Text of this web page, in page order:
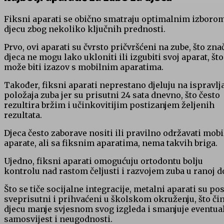
Fiksni aparati se obično smatraju optimalnim
djecu zbog nekoliko ključnih prednosti.
Prvo, ovi aparati su čvrsto pričvršćeni na zube, što
djeca ne mogu lako ukloniti ili izgubiti svoj aparat, što
može biti izazov s mobilnim aparatima.
Također, fiksni aparati neprestano djeluju na
položaja zuba jer su prisutni 24 sata dnevno, što često
rezultira bržim i učinkovitijim postizanjem željenih
rezultata.
Djeca često zaborave nositi ili pravilno održavati
aparate, ali sa fiksnim aparatima, nema takvih briga.
Ujedno, fiksni aparati omogućuju ortodontu bolju
kontrolu nad rastom čeljusti i razvojem zuba u ranoj
Što se tiče socijalne integracije, metalni aparati su
sveprisutni i prihvaćeni u školskom okruženju, što
djecu manje svjesnom svog izgleda i smanjuje
samosvijest i neugodnosti.